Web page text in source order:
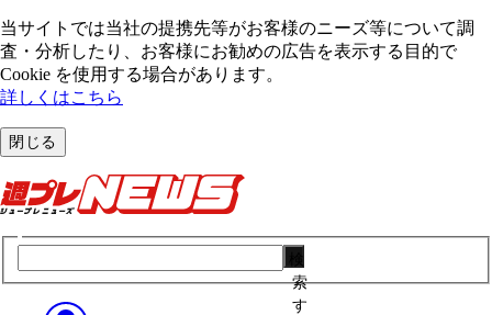
当サイトでは当社の提携先等がお客様のニーズ等について調
査・分析したり、お客様にお勧めの広告を表⽰する⽬的で
Cookie を使⽤する場合があります。
詳しくはこちら
閉じる
索
す